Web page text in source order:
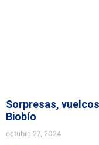
Sorpresas,
Biobío
octubre 27, 2024